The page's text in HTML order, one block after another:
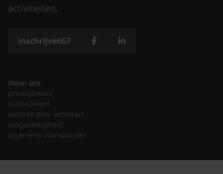
activiteiten.
inschrijven
steun ons
privacybeleid
cookiebeleid
website door webreact
toegankelijkheid
algemene voorwaarden